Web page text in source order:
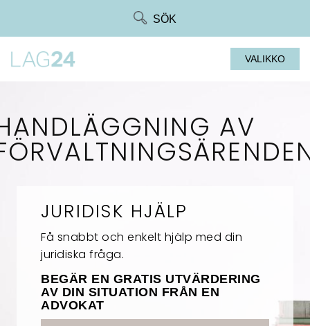
SÖK
VALIKKO
AV
JURIDISK HJÄLP
Få snabbt och enkelt hjälp med din
juridiska fråga.
BEGÄR EN GRATIS UTVÄRDERING
AV DIN SITUATION FRÅN EN
ADVOKAT